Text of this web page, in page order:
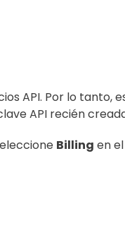
API. Por lo tanto,
API recién
Billing en